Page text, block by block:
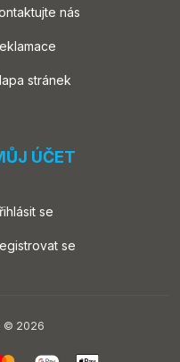
nás
stránek
ÚČET
se
se
© 2026